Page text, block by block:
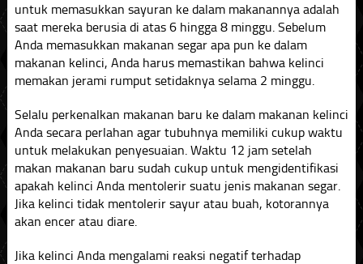
untuk memasukkan sayuran ke dalam makanannya adalah
saat mereka berusia di atas 6 hingga 8 minggu. Sebelum
Anda memasukkan makanan segar apa pun ke dalam
makanan kelinci, Anda harus memastikan bahwa kelinci
memakan jerami rumput setidaknya selama 2 minggu.
Selalu perkenalkan makanan baru ke dalam makanan kelinci
Anda secara perlahan agar tubuhnya memiliki cukup waktu
untuk melakukan penyesuaian. Waktu 12 jam setelah
makan makanan baru sudah cukup untuk mengidentifikasi
apakah kelinci Anda mentolerir suatu jenis makanan segar.
Jika kelinci tidak mentolerir sayur atau buah, kotorannya
akan encer atau diare.
Jika kelinci Anda mengalami reaksi negatif terhadap